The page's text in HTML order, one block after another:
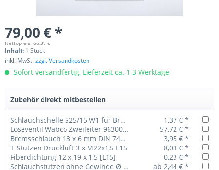
79,00 € *
Nettopreis: 66,39 €
Inhalt: 1 Stück
inkl. MwSt.zzgl. Versandkosten
Sofort versandfertig, Lieferzeit ca. 1-3 Werktage
Zubehör direkt mitbestellen
Schlauchschelle S25/15 W1 für Bremsschlauch 13'
1,37 € *
Löseventil Wabco Zweileiter 9630010137
57,72 € *
Bremsschlauch 13 x 6 mm DIN 74310 (40m Bund)
3,95 € *
T-Stutzen Druckluft 3 x M22x1,5 L15
8,03 € *
Fiberdichtung 12 x 19 x 1,5 [L15]
0,23 € *
Schlauchstutzen ohne Gewinde Ø 13 mm
ab 2,44 € *